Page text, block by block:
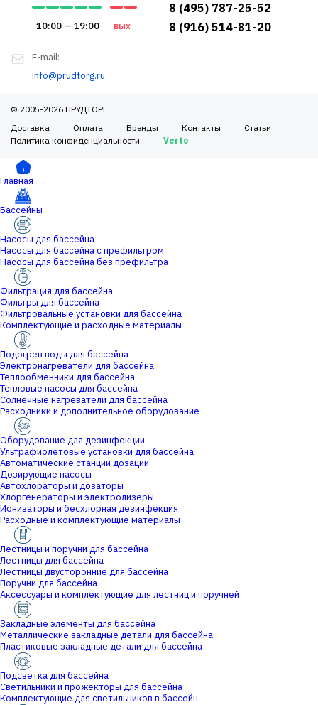
8 (495) 787-25-52
8 (916) 514-81-20
10:00 — 19:00 вых
E-mail:
info@prudtorg.ru
© 2005-2026 ПРУДТОРГ
Доставка
Оплата Бренды Контакты
Статьи
Политика конфиденциальности
Verto
Главная
Бассейны
Насосы для бассейна
Насосы для бассейна с префильтром
Насосы для бассейна без префильтра
Фильтрация для бассейна
Фильтры для бассейна
Фильтровальные установки для бассейна
Комплектующие и расходные материалы
Подогрев воды для бассейна
Электронагреватели для бассейна
Теплообменники для бассейна
Тепловые насосы для бассейна
Солнечные нагреватели для бассейна
Расходники и дополнительное оборудование
Оборудование для дезинфекции
Ультрафиолетовые установки для бассейна
Автоматические станции дозации
Дозирующие насосы
Автохлораторы и дозаторы
Хлоргенераторы и электролизеры
Ионизаторы и бесхлорная дезинфекция
Расходные и комплектующие материалы
Лестницы и поручни для бассейна
Лестницы для бассейна
Лестницы двусторонние для бассейна
Поручни для бассейна
Аксессуары и комплектующие для лестниц и поручней
Закладные элементы для бассейна
Металлические закладные детали для бассейна
Пластиковые закладные детали для бассейна
Подсветка для бассейна
Светильники и прожекторы для бассейна
Комплектующие для светильников в бассейн